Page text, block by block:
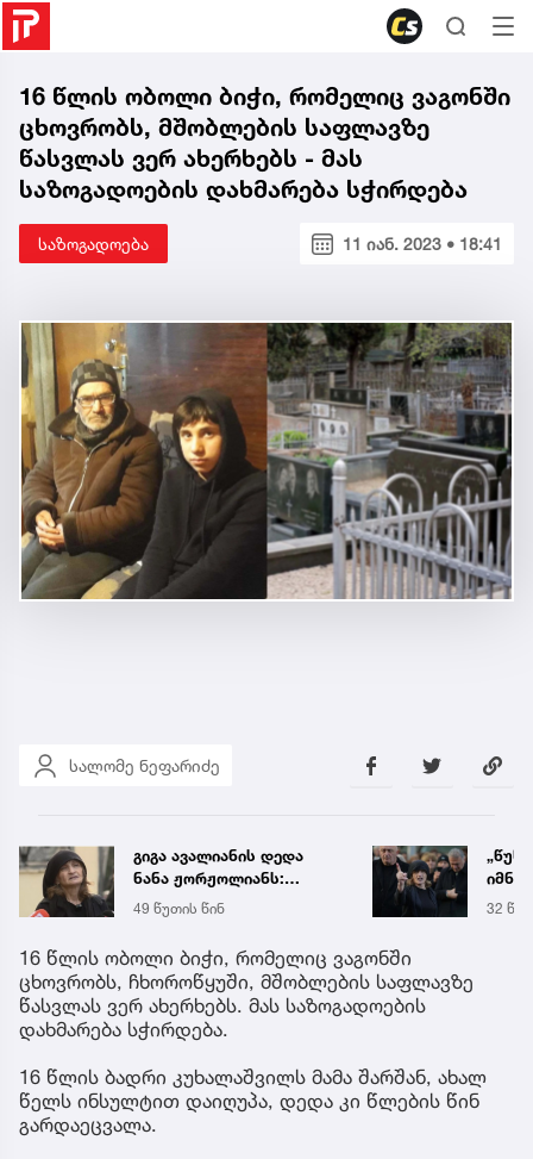
16 წლის ობოლი ბიჭი, რომელიც ვაგონში
ცხოვრობს, მშობლების საფლავზე
წასვლას ვერ ახერხებს - მას
საზოგადოების დახმარება სჭირდება
საზოგადოება 11 იან. 2023 • 18:41
სალომე ნეფარიძე
„წუხელ დაიჭირეს ნია
იმნაძე და ანასტასია
ბერუაშვილი! თეთრად
გავათენე, მაგრამ
ფეისბუკში ვერ შევედი...“
- რას წერს ეკა კუპატაძე
32 წუთის წინ 5 აგვ
16 წლის ობოლი ბიჭი, რომელიც ვაგონში
ცხოვრობს, ჩხოროწყუში, მშობლების საფლავზე
წასვლას ვერ ახერხებს. მას საზოგადოების
დახმარება სჭირდება.
16 წლის ბადრი კუხალაშვილს მამა შარშან, ახალ
წელს ინსულტით დაიღუპა, დედა კი წლების წინ
გარდაეცვალა.